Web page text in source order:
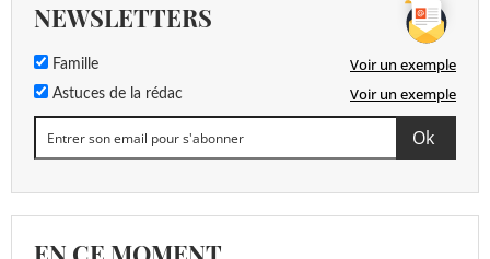
NEWSLETTERS
Famille Voir un exemple
Astuces de la rédac Voir un exemple